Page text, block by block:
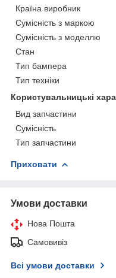
Країна виробник
Сумісність з маркою
Сумісність з моделлю
Стан
Тип бампера
Тип техніки
Користувальницькі
Вид запчастини
Сумісність
Тип запчастини
Приховати
Умови доставки
Нова Пошта
Самовивіз
Всі умови доставки